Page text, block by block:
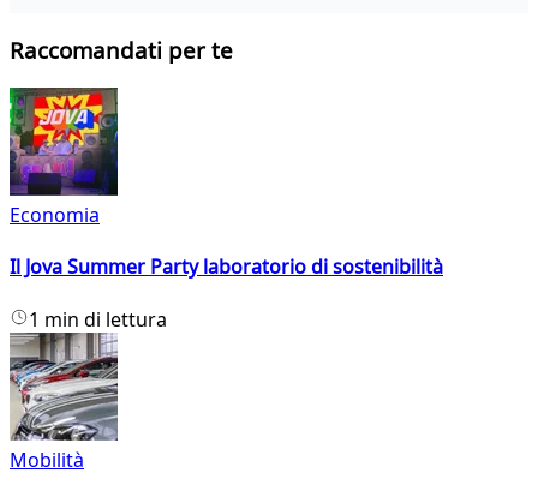
Raccomandati per te
Economia
Il Jova Summer Party laboratorio di sostenibilità
1 min di lettura
Mobilità